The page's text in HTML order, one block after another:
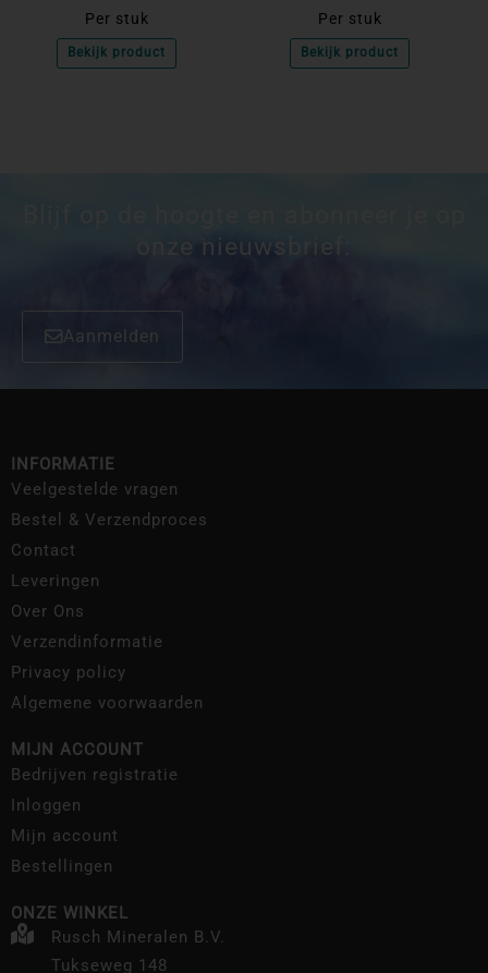
Per stuk
Bekijk product
Per stuk
Bekijk product
onze nieuwsbrief:
Aanmelden
INFORMATIE
Veelgestelde vragen
Bestel & Verzendproces
Contact
Leveringen
Over Ons
Verzendinformatie
Privacy policy
Algemene voorwaarden
MIJN ACCOUNT
Bedrijven registratie
Inloggen
Mijn account
Bestellingen
ONZE WINKEL
Rusch Mineralen B.V.
Tukseweg 148